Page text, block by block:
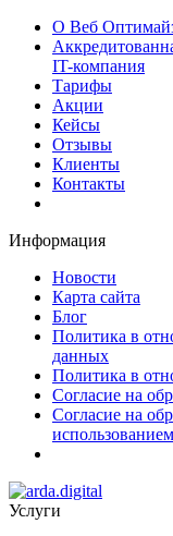
О Веб
IT-компания
Тарифы
Акции
Кейсы
Отзывы
Клиенты
Контакты
Информация
Новости
Карта сайта
Блог
Политика в
данных
Политика в
Согласие на
Согласие на
Услуги